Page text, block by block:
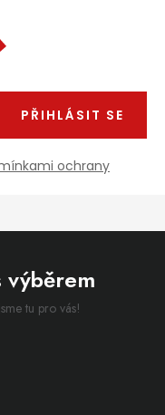
ochrany
PŘIHLÁSIT SE
výběrem
tu pro vás!